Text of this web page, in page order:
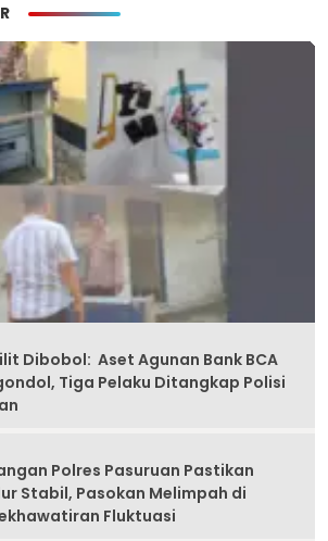
Dibobol: Aset Agunan Bank BCA
Tiga Pelaku Ditangkap Polisi
Polres Pasuruan Pastikan
Stabil, Pasokan Melimpah di
Fluktuasi